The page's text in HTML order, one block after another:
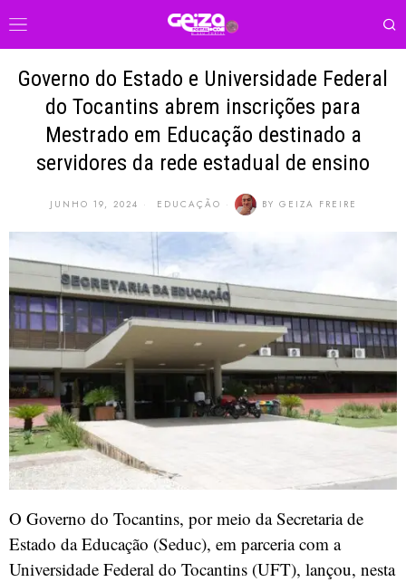
Governo do Estado e Universidade Federal
do Tocantins abrem inscrições para
Mestrado em Educação destinado a
servidores da rede estadual de ensino
JUNHO 19, 2024 EDUCAÇÃO BY GEIZA FREIRE
O Governo do Tocantins, por meio da Secretaria de
Estado da Educação (Seduc), em parceria com a
Universidade Federal do Tocantins (UFT), lançou, nesta